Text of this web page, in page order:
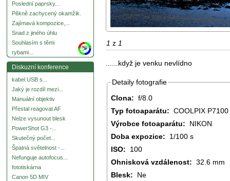
Poslední paprsky...
Pěkně zachycený okamžik.
Zajímavá kompozice,...
Snad z jiného úhlu
Souhlasím s těmi
rybami...
more
Diskuzní konference
kabel USB s...
Jaký je rozdíl mezi...
Manuální objektiv
Přestal reagovat AF
Nelze vysunout blesk
PowerShot G3 -...
Skutečný počet...
Špatná světelnost -...
Nefunguje autofocus...
fototiskárna
Canon 5D MIV
1 z 1
......když je venku nevlídno
Detaily fotografie
Clona: f/8.0
Typ fotoaparátu: COOLPIX P7100
Výrobce fotoaparátu:
NIKON
Doba expozice:
1/100 s
ISO:
100
Ohnisková vzdálenost: 32.6 mm
Blesk:
Ne